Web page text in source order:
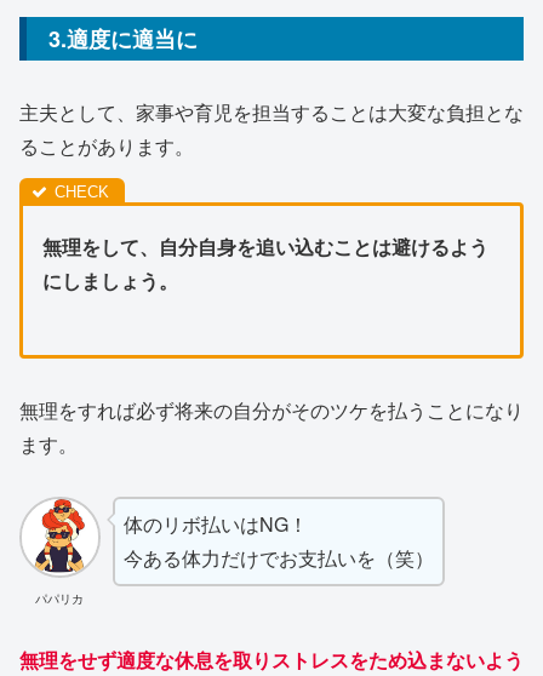
3.適度に適当に
主夫として、家事や育児を担当することは大変な負担とな
ることがあります。
無理をして、自分自身を追い込むことは避けるよう
にしましょう。
無理をすれば必ず将来の自分がそのツケを払うことになり
ます。
パパリカ
体のリボ払いはNG！
今ある体力だけでお支払いを（笑）
無理をせず適度な休息を取りストレスをため込まないよう